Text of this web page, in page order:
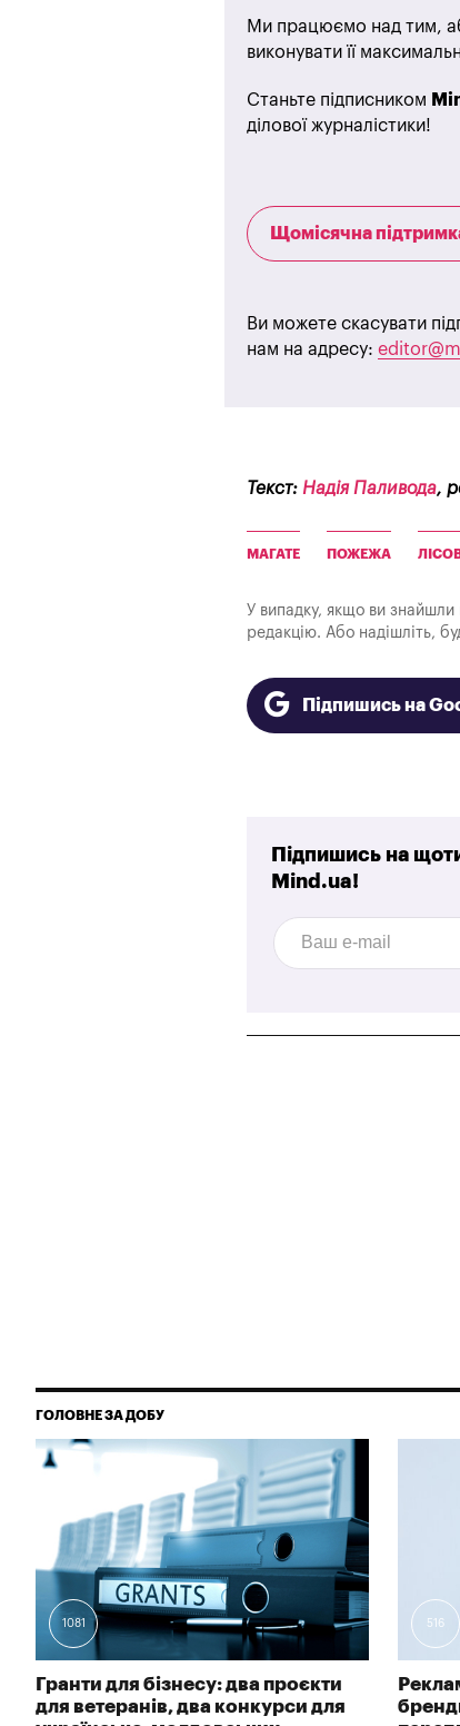
Ми працюємо над тим,
виконувати її
Станьте підписником
ділової журналістики!
Щомісячна
Ви можете скасувати
нам на адресу:
Текст: Надія Паливода,
МАГАТЕ ПОЖЕЖА
У випадку, якщо ви знайшли
редакцію. Або надішліть,
Підпишись на
Підпишись на
Mind.ua!
ГОЛОВНЕ ЗА ДОБУ
1081
Гранти для бізнесу: два проєкти
для ветеранів, два конкурси для
516